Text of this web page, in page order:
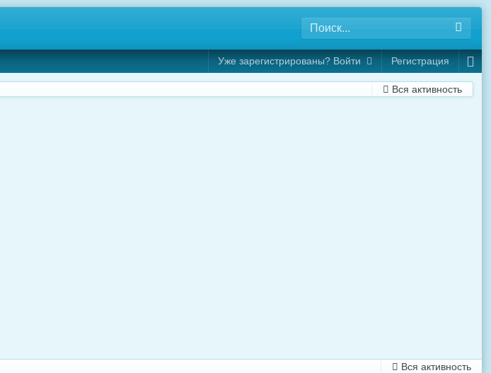
Уже зарегистрированы? Войти Регистрация
Вся активность
Вся активность